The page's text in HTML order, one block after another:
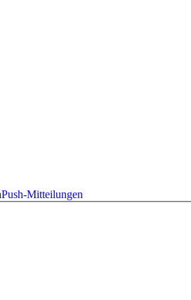
Push-Mitteilungen